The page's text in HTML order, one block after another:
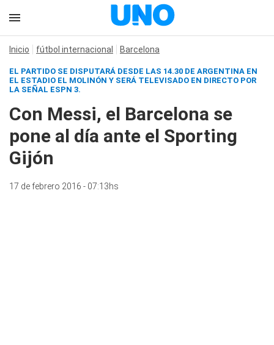
Inicio fútbol internacional Barcelona
EL PARTIDO SE DISPUTARÁ DESDE LAS 14.30 DE ARGENTINA EN
EL ESTADIO EL MOLINÓN Y SERÁ TELEVISADO EN DIRECTO POR
LA SEÑAL ESPN 3.
Con Messi, el Barcelona se
pone al día ante el Sporting
Gijón
17 de febrero 2016 - 07:13hs